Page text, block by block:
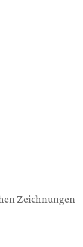
Zeichnungen